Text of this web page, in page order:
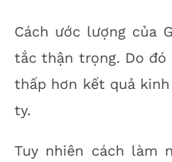
Cách ước lượng của
tắc thận trọng. Do
thấp hơn kết quả
ty.
Tuy nhiên cách làm